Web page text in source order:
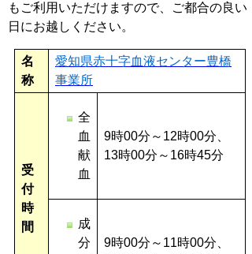
もご利用いただけますので、ご都合の良い
日にお越しください。
名
称
愛知県赤十字血液センター豊橋
事業所
受
付
時
間
全
血
献
血
9時00分～12時00分、
13時00分～16時45分
成
分
9時00分～11時00分、